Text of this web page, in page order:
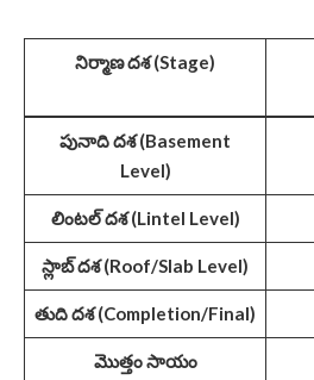
నిర్మాణ దశ (Stage)
పునాది దశ (Basement
Level)
లింటల్ దశ (Lintel Level)
స్లాబ్ దశ (Roof/Slab Level)
తుది దశ (Completion/Final)
మొత్తం సాయం